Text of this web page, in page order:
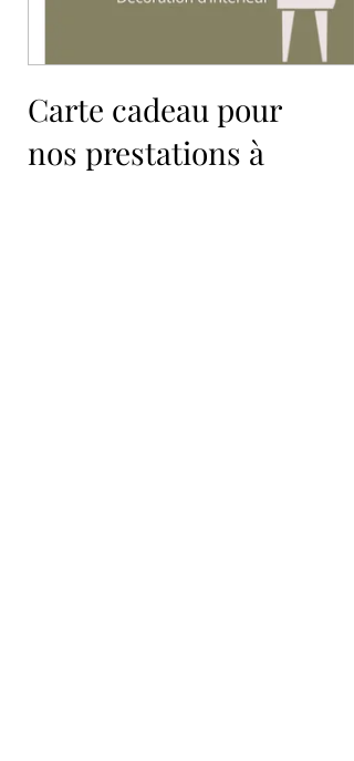
Carte cadeau pour
nos prestations à